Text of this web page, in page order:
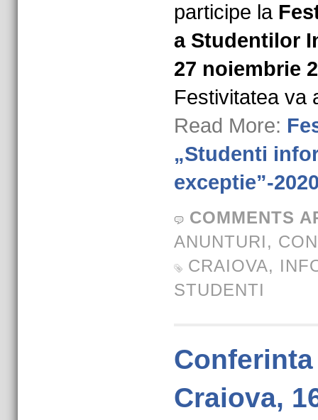
participe la
a Studentilor
27 noiembrie
Festivitatea va
Read More:
„Studenti
exceptie”-
COMMENTS
ANUNTURI,
CRAIOVA,
STUDENTI
Conferinta
Craiova,